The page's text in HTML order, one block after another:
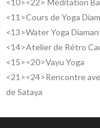
<11>Cours de Yoga
<13>Water Yoga
<14>Atelier de Rétro
<15><20>Vayu Yoga
<21><24>Rencontre
de Sataya